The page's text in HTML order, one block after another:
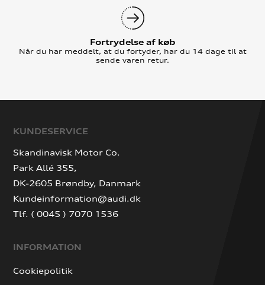
Fortrydelse af køb
Når du har meddelt, at du fortyder, har du 14 dage til at
sende varen retur.
KUNDESERVICE
Skandinavisk Motor Co.
Park Allé 355,
DK-2605 Brøndby, Danmark
Kundeinformation@audi.dk
Tlf. ( 0045 ) 7070 1536
INFORMATION
Cookiepolitik